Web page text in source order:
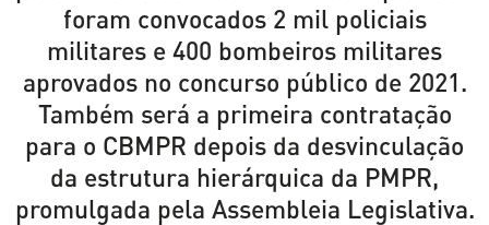
foram convocados 2 mil policiais
militares e 400 bombeiros militares
aprovados no concurso público de 2021.
Também será a primeira contratação
para o CBMPR depois da desvinculação
da estrutura hierárquica da PMPR,
promulgada pela Assembleia Legislativa.